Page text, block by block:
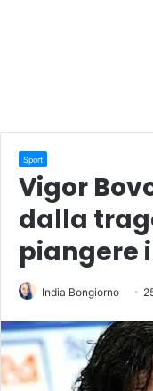
Sport
Vigor
dalla
piangere
India Bongiorno